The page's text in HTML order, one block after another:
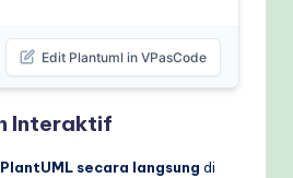
Edit Plantuml in VPasCode
Interaktif
secara langsung di